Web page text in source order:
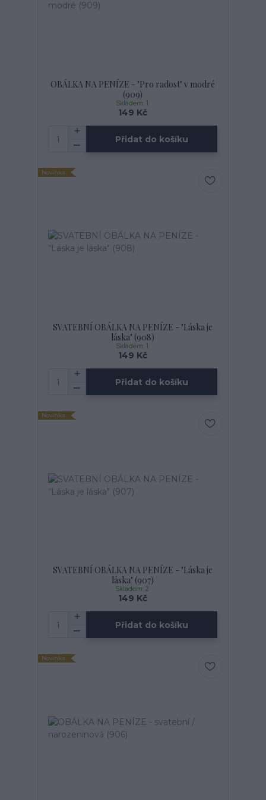
OBÁLKA NA PENÍZE - "Pro radost" v modré
(909)
149 Kč
Skladem: 1
Přidat do košíku
Novinka
SVATEBNÍ OBÁLKA NA PENÍZE - "Láska je
láska" (908)
149 Kč
Skladem: 1
Přidat do košíku
Novinka
SVATEBNÍ OBÁLKA NA PENÍZE - "Láska je
láska" (907)
149 Kč
Skladem: 2
Přidat do košíku
Novinka